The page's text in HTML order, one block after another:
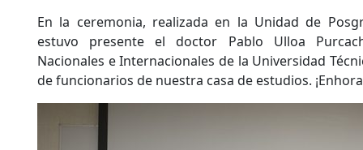
En la ceremonia, realizada en la Unidad de
estuvo presente el doctor Pablo Ulloa
Nacionales e Internacionales de la Universidad
de funcionarios de nuestra casa de estudios.